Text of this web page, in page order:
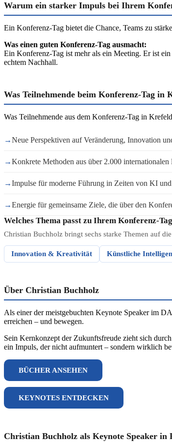
Warum ein starker Impuls bei Ihrem
Ein Konferenz-Tag bietet die Chance, Teams zu
Was einen guten Konferenz-Tag ausmacht:
Ein Konferenz-Tag ist mehr als ein Meeting. Er ist
echtem Nachhall.
Was Teilnehmende beim Konferenz-Tag in
Was Teilnehmende aus dem Konferenz-Tag in
→Neue Perspektiven auf Veränderung, Innovation
→Konkrete Methoden aus über 2.000 internationalen
→Impulse für moderne Führung in Zeiten von KI
→Energie für gemeinsame Ziele, die über den
Welches Thema passt zu Ihrem Konferenz-
Christian Buchholz bringt sechs starke Themen auf
Innovation & Kreativität Künstliche
Über Christian Buchholz
Als einer der meistgebuchten Keynote Speaker im
erreichen – und bewegen.
Sein Kernkonzept der Zukunftsfreude zieht sich
ein Impuls, der nicht aufmuntert – sondern wirklich
BÜCHER ANSEHEN
KEYNOTES ENTDECKEN
Christian Buchholz als Keynote Speaker in